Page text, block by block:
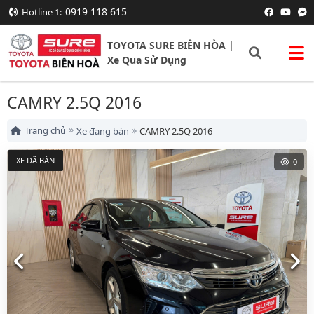
Hotline 1: 0919 118 615
TOYOTA SURE BIÊN HÒA |
Xe Qua Sử Dụng
CAMRY 2.5Q 2016
Trang chủ Xe đang bán CAMRY 2.5Q 2016
XE ĐÃ BÁN 0